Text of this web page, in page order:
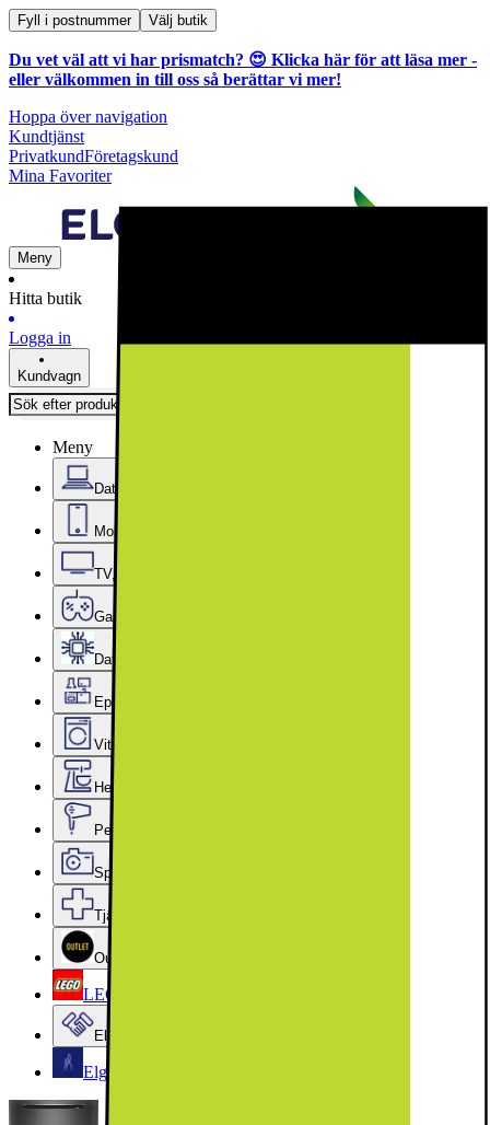
Fyll i postnummer Välj butik
Du vet väl att vi har prismatch? 😍 Klicka här för att läsa mer -
eller välkommen in till oss så berättar vi mer!
Hoppa över navigation
Kundtjänst
PrivatkundFöretagskund
Mina Favoriter
Meny
Hitta butik
Logga in
Kundvagn
Meny
Datorer & Kontor
Mobiler, Tablets & Smartklockor
TV, Ljud & Smart Hem
Gaming
Datorkomponenter
Epoq Kök & Tvättstuga
Vitvaror
Hem, Hushåll & Trädgård
Personvård, Hälsa & Skönhet
Sport & Fritid
Tjänster & Tillbehör
Outlet
LEGO
Elgiganten Företag
Elgiganten Kundklubb